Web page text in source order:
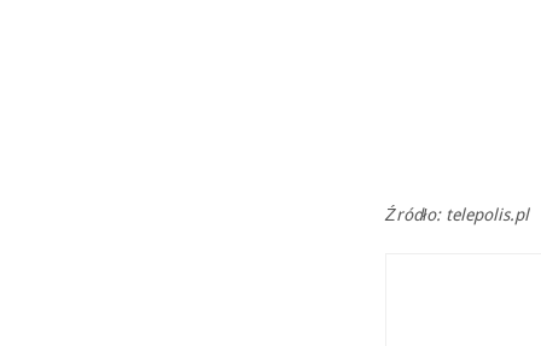
Źródło: telepolis.pl